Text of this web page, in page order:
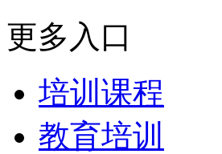
更多入口
培训课程
教育培训